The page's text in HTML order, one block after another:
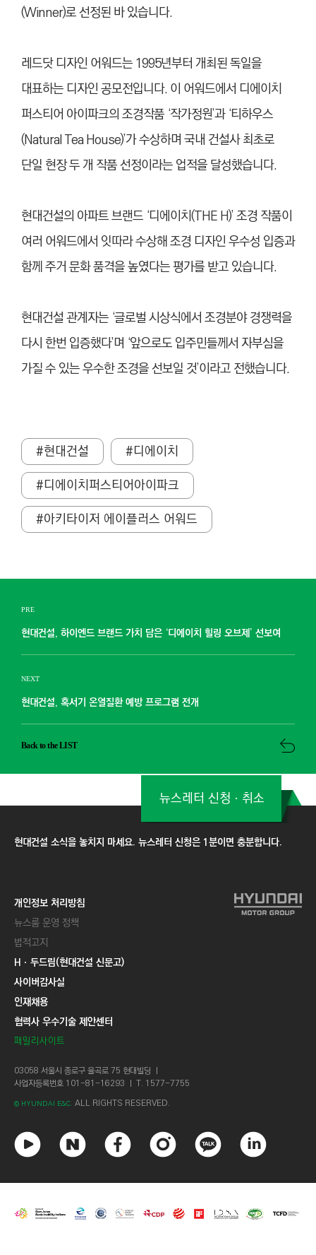
(Winner)로 선정된 바 있습니다.
레드닷 디자인 어워드는 1995년부터 개최된 독일을
대표하는 디자인 공모전입니다. 이 어워드에서 디에이치
퍼스티어 아이파크의 조경작품 ‘작가정원’과 ‘티하우스
(Natural Tea House)’가 수상하며 국내 건설사 최초로
단일 현장 두 개 작품 선정이라는 업적을 달성했습니다.
현대건설의 아파트 브랜드 ‘디에이치(THE H)’ 조경 작품이
여러 어워드에서 잇따라 수상해 조경 디자인 우수성 입증과
함께 주거 문화 품격을 높였다는 평가를 받고 있습니다.
현대건설 관계자는 ‘글로벌 시상식에서 조경분야 경쟁력을
다시 한번 입증했다’며 ‘앞으로도 입주민들께서 자부심을
가질 수 있는 우수한 조경을 선보일 것’이라고 전했습니다.
#현대건설
#디에이치
#디에이치퍼스티어아이파크
#아키타이저 에이플러스 어워드
PRE
현대건설, 하이엔드 브랜드 가치 담은 ‘디에이치 힐링 오브제’ 선보여
NEXT
현대건설, 혹서기 온열질환 예방 프로그램 전개
Back to the LIST
현대건설 소식을 놓치지 마세요. 뉴스레터 신청은 1분이면 충분합니다.
뉴스레터 신청ㆍ취소
개인정보 처리방침
뉴스룸 운영 정책
법적고지
Hㆍ두드림(현대건설 신문고)
사이버감사실
인재채용
협력사 우수기술 제안센터
패밀리사이트
03058 서울시 종로구 율곡로 75 현대빌딩 ㅣ
사업자등록번호 101-81-16293 ㅣ T. 1577-7755
© HYUNDAI E&C. ALL RIGHTS RESERVED.
튜
브
이
이
스
북
스
타
카
오
톡
크
드
인